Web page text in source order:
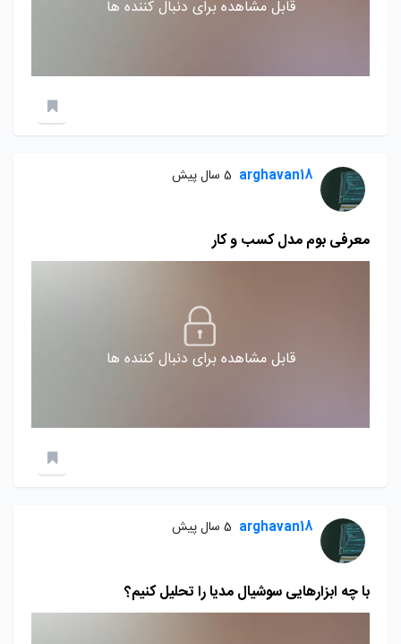
قابل مشاهده برای دنبال کننده ها
arghavan18 5 سال پیش
معرفی بوم مدل کسب و کار
قابل مشاهده برای دنبال کننده ها
arghavan18 5 سال پیش
با چه ابزارهایی سوشیال مدیا را تحلیل کنیم؟